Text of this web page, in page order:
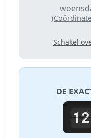
Schakel
DE
12